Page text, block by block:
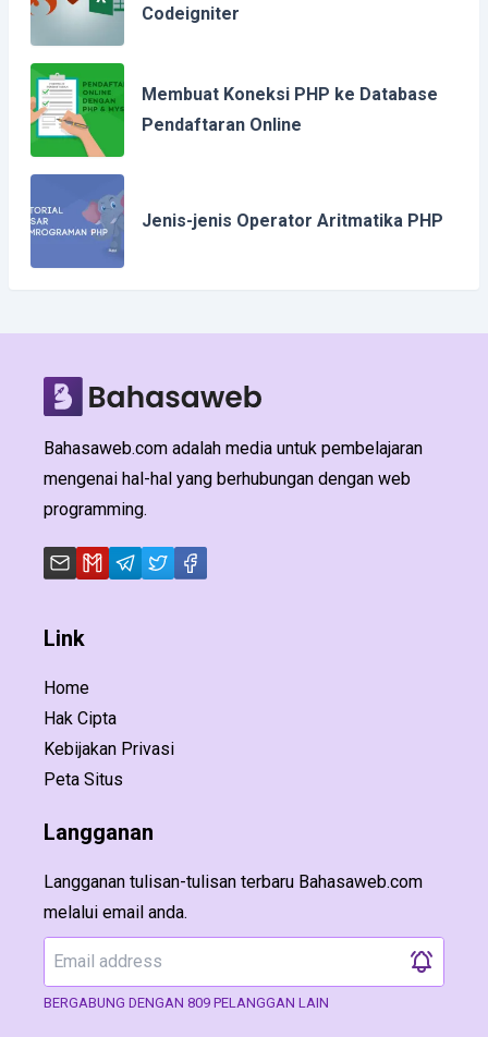
Codeigniter
Membuat Koneksi PHP ke Database
Pendaftaran Online
Jenis-jenis Operator Aritmatika PHP
Bahasaweb.com adalah media untuk pembelajaran
mengenai hal-hal yang berhubungan dengan web
programming.
Link
Home
Hak Cipta
Kebijakan Privasi
Peta Situs
Langganan
Langganan tulisan-tulisan terbaru Bahasaweb.com
melalui email anda.
BERGABUNG DENGAN 809 PELANGGAN LAIN